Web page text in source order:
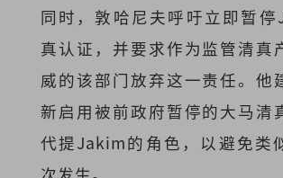
同时，敦哈尼夫呼吁立即暂
真认证，并要求作为监管清真
威的该部门放弃这一责任。他
新启用被前政府暂停的大马清
代提Jakim的角色，以避免类